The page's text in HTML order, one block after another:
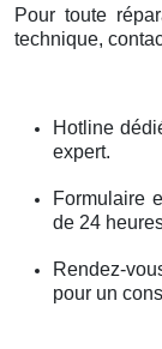
Pour toute
technique,
Hotline
expert.
Formulaire
de 24
Rendez-
pour un